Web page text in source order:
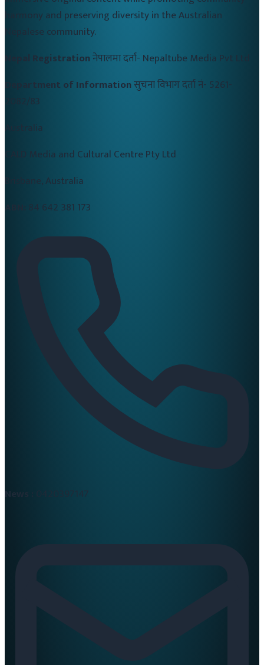
harmony and preserving diversity in the Australian
Nepalese community.
Nepal Registrationनेपालमा दर्ता- Nepaltube Media Pvt Ltd
Department of Informationसुचना विभाग दर्ता नं- 5261-
2082/83
Australia
CALD Media and Cultural Centre Pty Ltd
Brisbane, Australia
84 642 381 173